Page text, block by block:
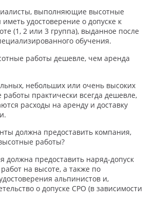
выполняющие высотные
удостоверение о допуске к
(1, 2 или 3 группа), выданное после
обучения.
работы дешевле, чем аренда
небольших или очень высоких
практически всегда дешевле,
расходы на аренду и доставку
должна предоставить компания,
работы?
должна предоставить наряд-допуск
на высоте, а также по
альпинистов и,
о допуске СРО (в зависимости